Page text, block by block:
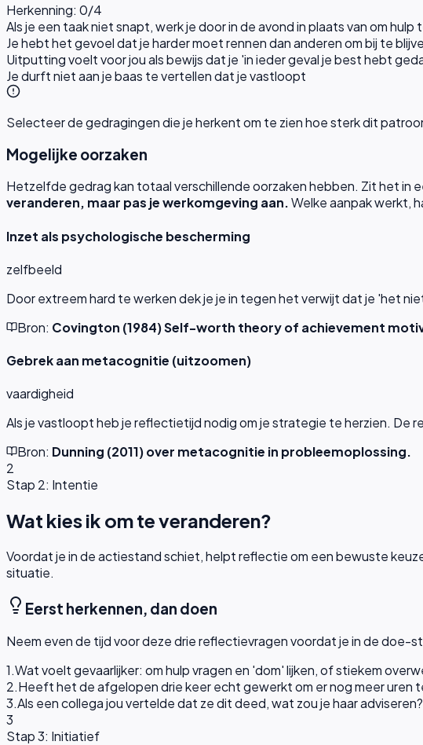
Herkenning: 0/4
Als je een taak niet snapt, werk je door in de avond in plaats van om hulp
Je hebt het gevoel dat je harder moet rennen dan anderen om bij te
Uitputting voelt voor jou als bewijs dat je 'in ieder geval je best hebt
Je durft niet aan je baas te vertellen dat je vastloopt
Selecteer de gedragingen die je herkent om te zien hoe sterk dit
Mogelijke oorzaken
Hetzelfde gedrag kan totaal verschillende oorzaken hebben. Zit het in
veranderen, maar pas je werkomgeving aan.Welke aanpak werkt,
Inzet als psychologische bescherming
zelfbeeld
Door extreem hard te werken dek je je in tegen het verwijt dat je 'het
Bron: Covington (1984) Self-worth theory of achievement
Gebrek aan metacognitie (uitzoomen)
vaardigheid
Als je vastloopt heb je reflectietijd nodig om je strategie te herzien. De
Bron: Dunning (2011) over metacognitie in probleemoplossing.
2
Stap 2: Intentie
Wat kies ik om te veranderen?
Voordat je in de actiestand schiet, helpt reflectie om een bewuste
situatie.
Eerst herkennen, dan doen
Neem even de tijd voor deze drie reflectievragen voordat je in de doe-
1.Wat voelt gevaarlijker: om hulp vragen en 'dom' lijken, of stiekem
2.Heeft het de afgelopen drie keer echt gewerkt om er nog meer uren
3.Als een collega jou vertelde dat ze dit deed, wat zou je haar adviseren?
3
Stap 3: Initiatief